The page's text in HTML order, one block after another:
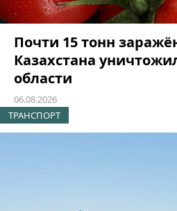
Почти 15 тонн
Казахстана
области
06.08.2026
ТРАНСПОРТ